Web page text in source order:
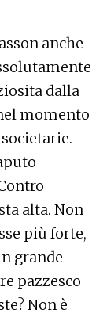
anche
dalla
momento
alta. Non
più forte,
grande
pazzesco
Non è